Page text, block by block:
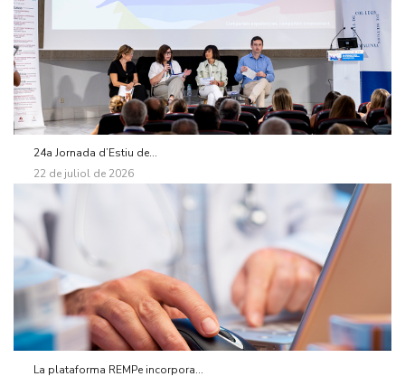
24a Jornada d’Estiu de...
22 de juliol de 2026
La plataforma REMPe incorpora...